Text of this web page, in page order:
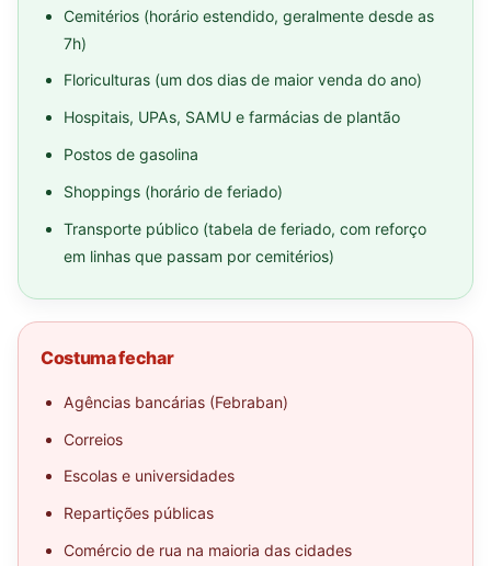
Cemitérios (horário estendido, geralmente desde as
7h)
Floriculturas (um dos dias de maior venda do ano)
Hospitais, UPAs, SAMU e farmácias de plantão
Postos de gasolina
Shoppings (horário de feriado)
Transporte público (tabela de feriado, com reforço
em linhas que passam por cemitérios)
Costuma fechar
Agências bancárias (Febraban)
Correios
Escolas e universidades
Repartições públicas
Comércio de rua na maioria das cidades